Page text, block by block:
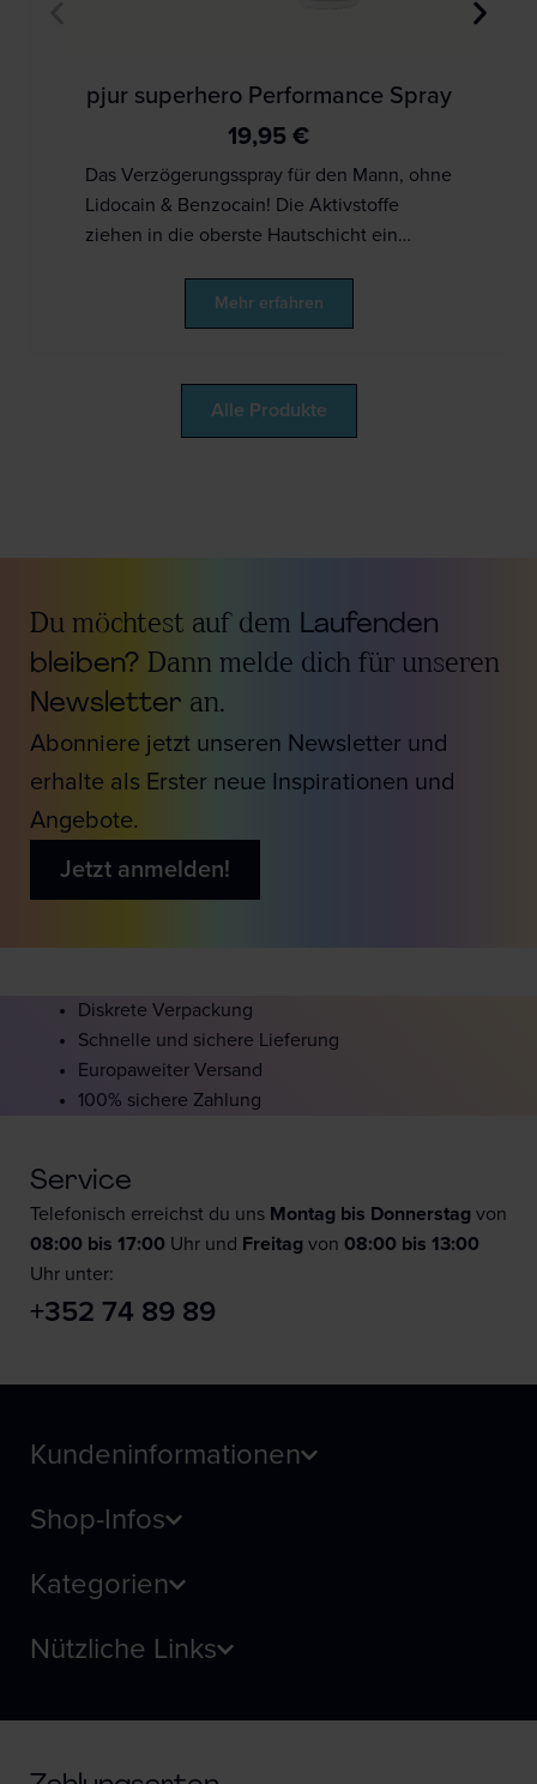
pjur superhero Performance Spray
19,95 €
Das Verzögerungsspray für den Mann, ohne
Lidocain & Benzocain! Die Aktivstoffe
ziehen in die oberste Hautschicht ein…
Mehr erfahren
Alle Produkte
Du möchtest auf dem Laufenden
bleiben? Dann melde dich für unseren
Newsletter an.
Abonniere jetzt unseren Newsletter und
erhalte als Erster neue Inspirationen und
Angebote.
Jetzt anmelden!
Diskrete Verpackung
Schnelle und sichere Lieferung
Europaweiter Versand
100% sichere Zahlung
Service
Telefonisch erreichst du uns Montag bis Donnerstag von
08:00 bis 17:00 Uhr und Freitag von 08:00 bis 13:00
Uhr unter:
+352 74 89 89
Kundeninformationen
Shop-Infos
Kategorien
Nützliche Links